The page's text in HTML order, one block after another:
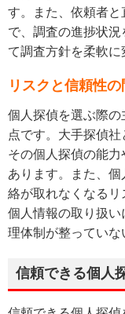
す。また、依頼者と
で、調査の進捗状
て調査方針を柔軟に
リスクと信頼性の
個人探偵を選ぶ際
点です。大手探偵社
その個人探偵の能
あります。また、
絡が取れなくなる
個人情報の取り扱
理体制が整っていな
信頼できる個人